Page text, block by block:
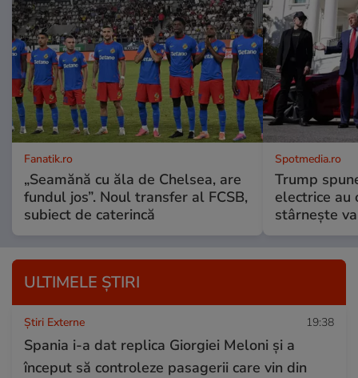
Fanatik.ro
„Seamănă cu ăla de Chelsea, are
fundul jos”. Noul transfer al FCSB,
subiect de caterincă
Spotmedia.ro
Trump
electrice au
stârnește
ULTIMELE ȘTIRI
Știri Externe 19:38
Spania i-a dat replica Giorgiei Meloni și a
început să controleze pasagerii care vin din